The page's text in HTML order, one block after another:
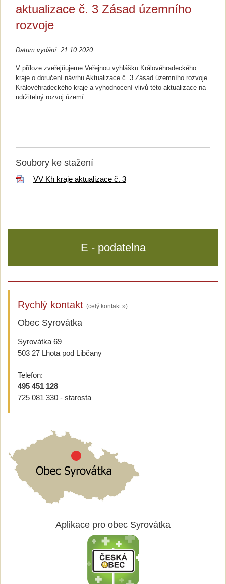
aktualizace č. 3 Zásad územního
rozvoje
Datum vydání: 21.10.2020
V příloze zveřejňujeme Veřejnou vyhlášku Královéhradeckého
kraje o doručení návrhu Aktualizace č. 3 Zásad územního rozvoje
Královéhradeckého kraje a vyhodnocení vlivů této aktualizace na
udržitelný rozvoj území
Soubory ke stažení
VV Kh kraje aktualizace č. 3
E - podatelna
Rychlý kontakt (celý kontakt »)
Obec Syrovátka
Syrovátka 69
503 27 Lhota pod Libčany
Telefon:
495 451 128
725 081 330 - starosta
Aplikace pro obec Syrovátka